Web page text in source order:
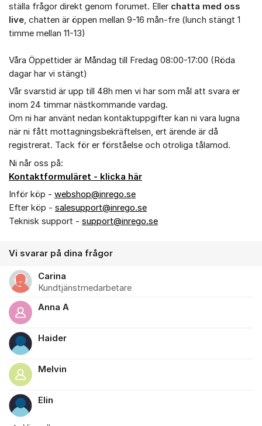
ställa frågor direkt genom forumet. Eller chatta med oss
live, chatten är öppen mellan 9-16 mån-fre (lunch stängt 1
timme mellan 11-13)
Våra Öppettider är Måndag till Fredag 08:00-17:00 (Röda
dagar har vi stängt)
Vår svarstid är upp till 48h men vi har som mål att svara er
inom 24 timmar nästkommande vardag.
Om ni har använt nedan kontaktuppgifter kan ni vara lugna
när ni fått mottagningsbekräftelsen, ert ärende är då
registrerat. Tack för er förståelse och otroliga tålamod.
Ni når oss på:
Kontaktformuläret - klicka här
Inför köp - webshop@inrego.se
Efter köp - salesupport@inrego.se
Teknisk support - support@inrego.se
Vi svarar på dina frågor
Carina
Kundtjänstmedarbetare
Anna A
Haider
Melvin
Elin